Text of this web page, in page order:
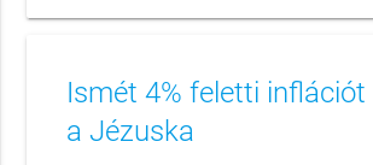
Ismét 4% feletti
a Jézuska